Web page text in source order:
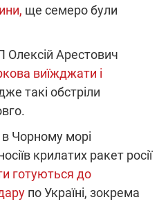
ще семеро були
Олексій Арестович
виїжджати і
такі обстріли
Чорному морі
крилатих ракет росії
готуються до
по Україні, зокрема